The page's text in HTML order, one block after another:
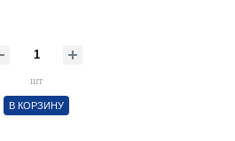
шт
В КОРЗИНУ